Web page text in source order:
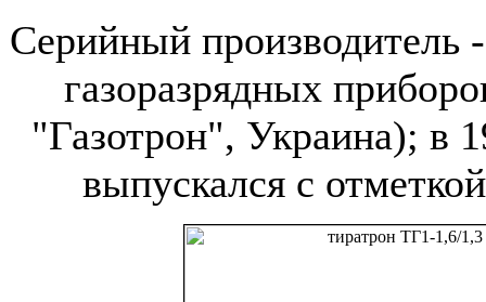
Серийный производитель
газоразрядных
"Газотрон", Украина); в
выпускался с